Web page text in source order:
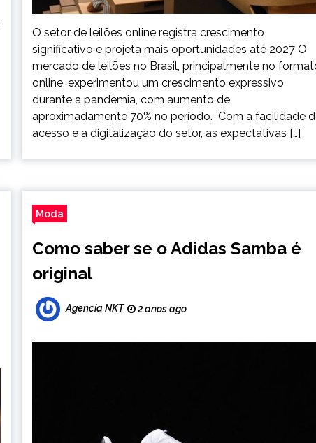
O setor de leilões online registra crescimento
significativo e projeta mais oportunidades até 2027 O
mercado de leilões no Brasil, principalmente no
online, experimentou um crescimento expressivo
durante a pandemia, com aumento de
aproximadamente 70% no período. Com a facilidade
acesso e a digitalização do setor, as expectativas […]
Moda
Como saber se o Adidas Samba é
original
Agencia NKT 2 anos ago